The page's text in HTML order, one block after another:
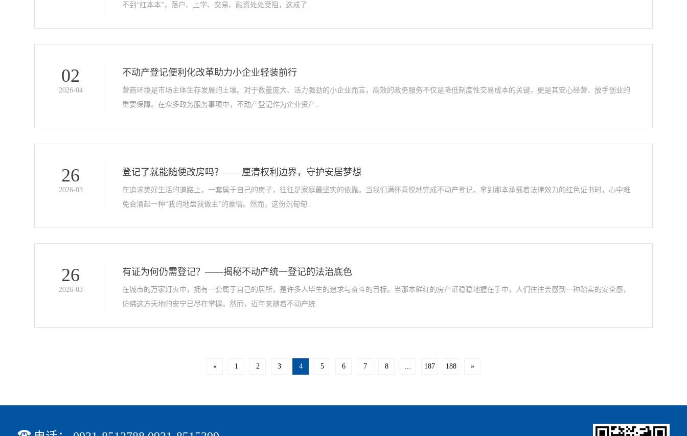
不到“红本本”，落户、上学、交易、融资处处受阻，这成了..
02
2026-04
不动产登记便利化改革助力小企业轻装前行
营商环境是市场主体生存发展的土壤。对于数量庞大、活力强劲的小企业而言，高效的政务服务不仅是降低制度性交易成本的关键，更是其安心经营、放手创业的
重要保障。在众多政务服务事项中，不动产登记作为企业资产..
26
2026-03
登记了就能随便改房吗？——厘清权利边界，守护安居梦想
在追求美好生活的道路上，一套属于自己的房子，往往是家庭最坚实的依靠。当我们满怀喜悦地完成不动产登记，拿到那本承载着法律效力的红色证书时，心中难
免会涌起一种“我的地盘我做主”的豪情。然而，这份沉甸甸..
26
2026-03
有证为何仍需登记？——揭秘不动产统一登记的法治底色
在城市的万家灯火中，拥有一套属于自己的居所，是许多人毕生的追求与奋斗的目标。当那本鲜红的房产证稳稳地握在手中，人们往往会感到一种踏实的安全感，
仿佛这方天地的安宁已尽在掌握。然而，近年来随着不动产统..
« 1 2 3 4 5 6 7 8 ... 187 188 »